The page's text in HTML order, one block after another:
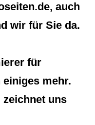
auch
wir für Sie da.
für
mehr.
uns